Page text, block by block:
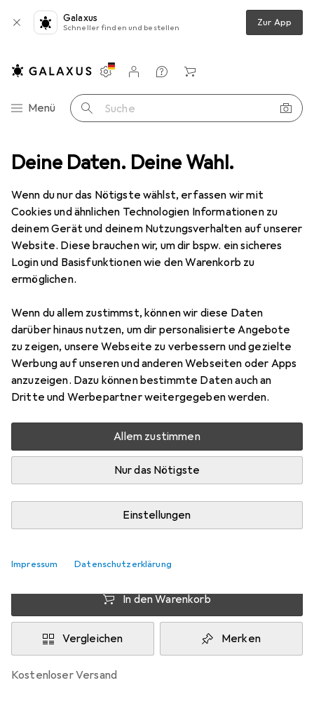
Deine Daten. Deine Wahl.
Wenn du nur das Nötigste wählst, erfassen wir mit
Cookies und ähnlichen Technologien Informationen zu
deinem Gerät und deinem Nutzungsverhalten auf unserer
Website. Diese brauchen wir, um dir bspw. ein sicheres
Login und Basisfunktionen wie den Warenkorb zu
ermöglichen.
Wenn du allem zustimmst, können wir diese Daten
darüber hinaus nutzen, um dir personalisierte Angebote
zu zeigen, unsere Webseite zu verbessern und gezielte
Werbung auf unseren und anderen Webseiten oder Apps
anzuzeigen. Dazu können bestimmte Daten auch an
Dritte und Werbepartner weitergegeben werden.
Allem zustimmen
Nur das Nötigste
Einstellungen
Impressum Datenschutzerklärung
Galaxus
Schneller finden und bestellen Zur App
Navigation nach Kategorien
Menü Suche
Einstellungen
Kundenkonto
Vergleichslisten
Merklisten
Warenkorb
Wohnen Möbel Schlafzimmer Matratze
8 Bilder
vidaXLSofia
Preis in EUR inkl. MwSt.
EUR
177,50
EUR
1,92
sparen
Angebot für
EUR
175,58
Mehr von vidaXL
Zwischen Di, 11.8. und Mi, 12.8. geliefert
Lieferort angeben für genaue Lieferzeit
Full LineEE
In den Warenkorb
Vergleichen Merken
kostenloser Versand